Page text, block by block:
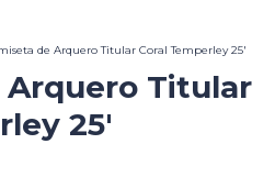
de Arquero Titular Coral Temperley 25'
Arquero Titular
25'